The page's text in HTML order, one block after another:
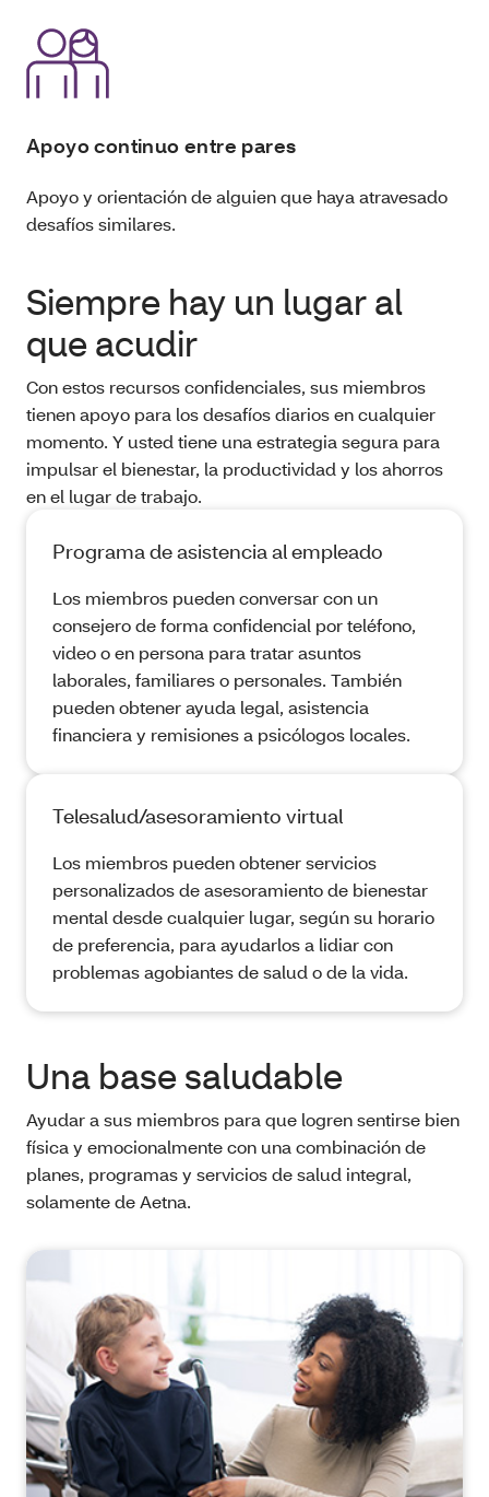
Apoyo continuo entre pares
Apoyo y orientación de alguien que haya atravesado
desafíos similares.
Siempre hay un lugar al
que acudir
Con estos recursos confidenciales, sus miembros
tienen apoyo para los desafíos diarios en cualquier
momento. Y usted tiene una estrategia segura para
impulsar el bienestar, la productividad y los ahorros
en el lugar de trabajo.
Programa de asistencia al empleado
Los miembros pueden conversar con un
consejero de forma confidencial por teléfono,
video o en persona para tratar asuntos
laborales, familiares o personales. También
pueden obtener ayuda legal, asistencia
financiera y remisiones a psicólogos locales.
Telesalud/asesoramiento virtual
Los miembros pueden obtener servicios
personalizados de asesoramiento de bienestar
mental desde cualquier lugar, según su horario
de preferencia, para ayudarlos a lidiar con
problemas agobiantes de salud o de la vida.
Una base saludable
Ayudar a sus miembros para que logren sentirse bien
física y emocionalmente con una combinación de
planes, programas y servicios de salud integral,
solamente de Aetna.